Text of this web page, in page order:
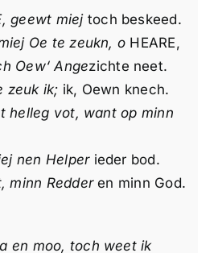
geewt miejtoch beskeed.
Oe te zeukn, o HEARE,
Oew‘ Angezichte neet.
zeuk ik; ik, Oewn knech.
helleg vot, want op minn
nen Helperieder bod.
minn Redderen minn God.
en moo, toch weet ik